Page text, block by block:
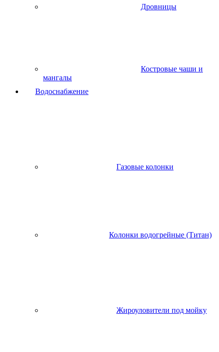
Дровницы
Костровые чаши и
мангалы
Водоснабжение
Газовые колонки
Колонки водогрейные (Титан)
Жироуловители под мойку